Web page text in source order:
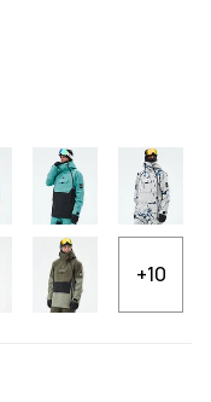
+10